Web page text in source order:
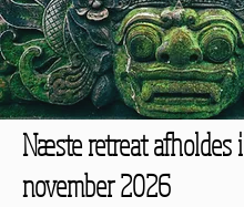
Næste retreat afholdes i
november 2026